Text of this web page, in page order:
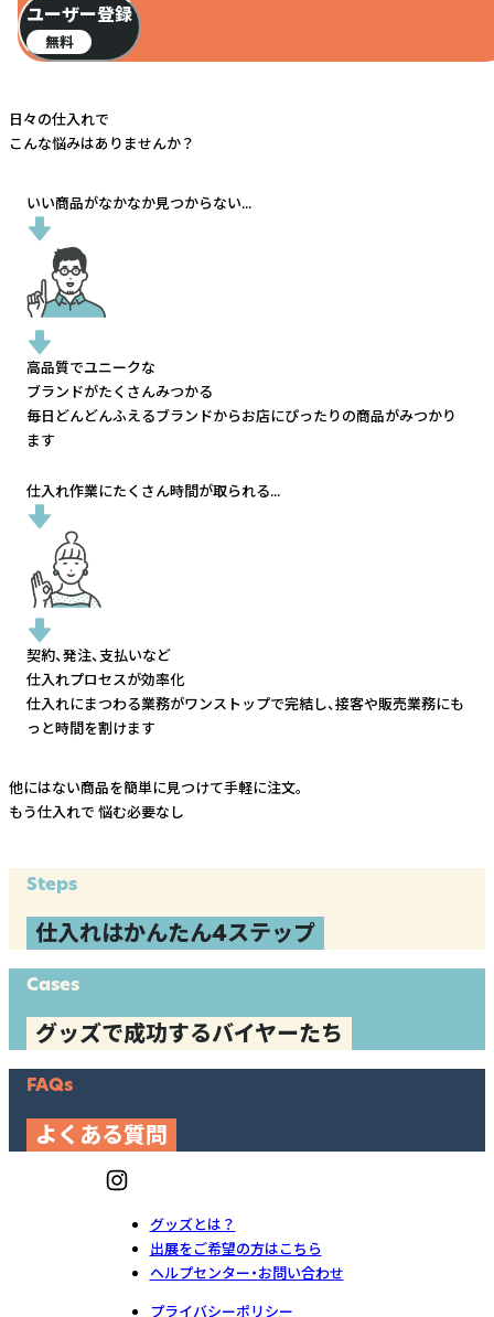
ユーザー登録
無料
日々の仕入れで
こんな悩みはありませんか？
いい商品がなかなか見つからない...
高品質でユニークな
ブランドがたくさんみつかる
毎日どんどんふえるブランドからお店にぴったりの商品がみつかり
ます
仕入れ作業にたくさん時間が取られる...
契約、発注、支払いなど
仕入れプロセスが効率化
仕入れにまつわる業務がワンストップで完結し、接客や販売業務にも
っと時間を割けます
他にはない商品を簡単に見つけて手軽に注文。
もう仕入れで 悩む必要なし
Steps
仕入れはかんたん4ステップ
Cases
グッズで成功するバイヤーたち
FAQs
よくある質問
グッズとは？
出展をご希望の方はこちら
ヘルプセンター・お問い合わせ
プライバシーポリシー